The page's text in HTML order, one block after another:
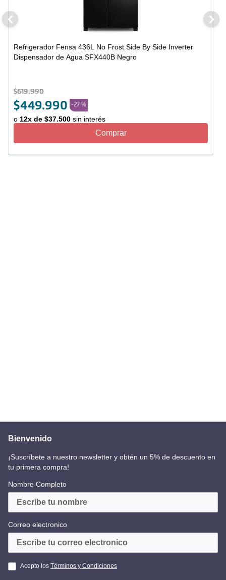
Refrigerador Fensa 436L No Frost Side By Side Inverter
Dispensador de Agua SFX440B Negro
$619.990
$449.990 -27 %
o 12x de $37.500 sin interés
Comprar
Bienvenido
¡Suscríbete a nuestro newsletter y obtén un 5% de descuento en
tu primera compra!
Nombre Completo
Correo electronico
Acepto los Términos y Condiciones